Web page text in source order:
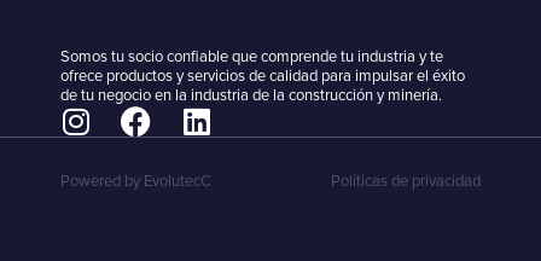
Somos tu socio confiable que comprende tu industria y te
ofrece productos y servicios de calidad para impulsar el éxito
de tu negocio en la industria de la construcción y minería.
Powered by EvolutecC Políticas de privacidad